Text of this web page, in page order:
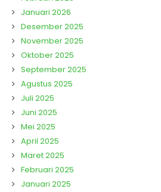
Januari 2026
Desember 2025
November 2025
Oktober 2025
September 2025
Agustus 2025
Juli 2025
Juni 2025
Mei 2025
April 2025
Maret 2025
Februari 2025
Januari 2025